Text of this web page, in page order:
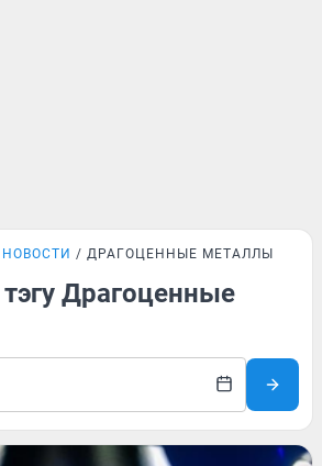
НОВОСТИ ДРАГОЦЕННЫЕ МЕТАЛЛЫ
Драгоценные